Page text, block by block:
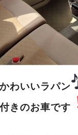
わいいラパン
きのお車です